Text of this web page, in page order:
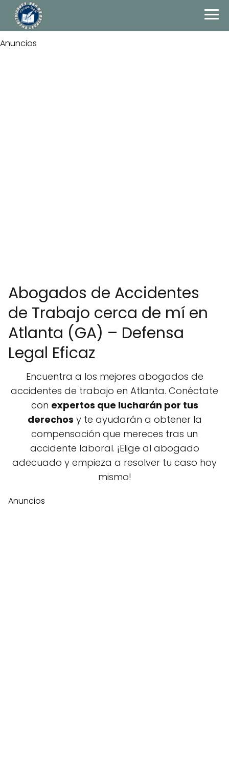
Anuncios
Abogados de Accidentes
de Trabajo cerca de mí en
Atlanta (GA) – Defensa
Legal Eficaz
Encuentra a los mejores abogados de
accidentes de trabajo en Atlanta. Conéctate
con expertos que lucharán por tus
derechos y te ayudarán a obtener la
compensación que mereces tras un
accidente laboral. ¡Elige al abogado
adecuado y empieza a resolver tu caso hoy
mismo!
Anuncios